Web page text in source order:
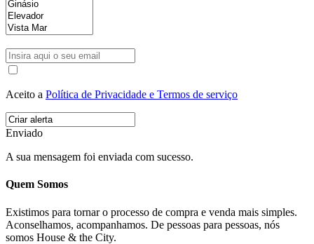
Aceito a Política de Privacidade e Termos de serviço
Enviado
A sua mensagem foi enviada com sucesso.
Quem Somos
Existimos para tornar o processo de compra e venda mais simples.
Aconselhamos, acompanhamos. De pessoas para pessoas, nós
somos House & the City.